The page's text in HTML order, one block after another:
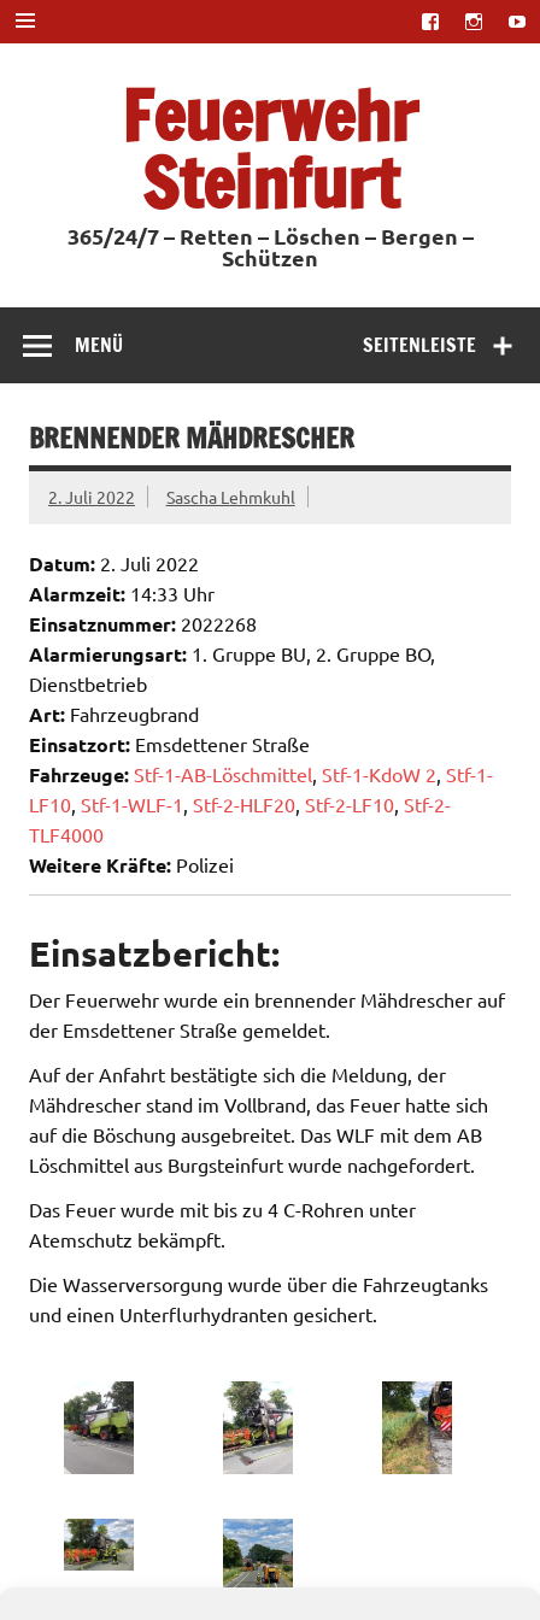
Zum
Inhalt
springen
Feuerwehr
Steinfurt
365/24/7 – Retten – Löschen – Bergen –
Schützen
SEITENLEISTE
MENÜ
BRENNENDER MÄHDRESCHER
2. Juli 2022 Sascha Lehmkuhl
Datum: 2. Juli 2022
Alarmzeit: 14:33 Uhr
Einsatznummer: 2022268
Alarmierungsart: 1. Gruppe BU, 2. Gruppe BO,
Dienstbetrieb
Art: Fahrzeugbrand
Einsatzort: Emsdettener Straße
Fahrzeuge: Stf-1-AB-Löschmittel Stf-1-KdoW 2 Stf-1-
LF10 Stf-1-WLF-1 Stf-2-HLF20 Stf-2-LF10 Stf-2-
TLF4000
Weitere Kräfte: Polizei
Einsatzbericht:
Der Feuerwehr wurde ein brennender Mähdrescher auf
der Emsdettener Straße gemeldet.
Auf der Anfahrt bestätigte sich die Meldung, der
Mähdrescher stand im Vollbrand, das Feuer hatte sich
auf die Böschung ausgebreitet. Das WLF mit dem AB
Löschmittel aus Burgsteinfurt wurde nachgefordert.
Das Feuer wurde mit bis zu 4 C-Rohren unter
Atemschutz bekämpft.
Die Wasserversorgung wurde über die Fahrzeugtanks
und einen Unterflurhydranten gesichert.